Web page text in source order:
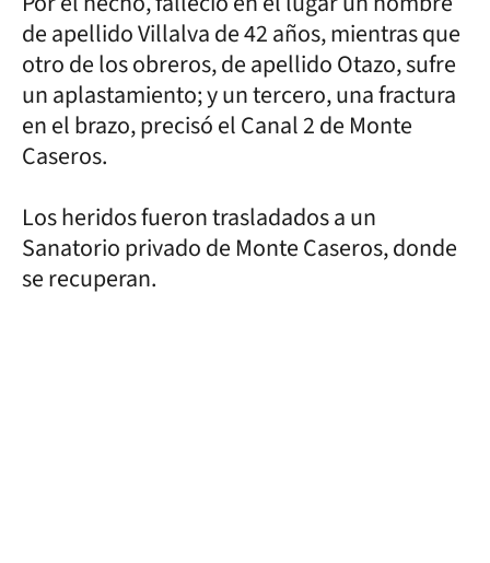
de apellido Villalva de 42 años, mientras que
otro de los obreros, de apellido Otazo, sufre
un aplastamiento; y un tercero, una fractura
en el brazo, precisó el Canal 2 de Monte
Caseros.
Los heridos fueron trasladados a un
Sanatorio privado de Monte Caseros, donde
se recuperan.